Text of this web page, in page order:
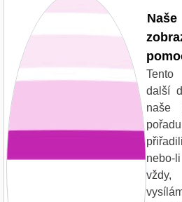
další
naše
nebo-